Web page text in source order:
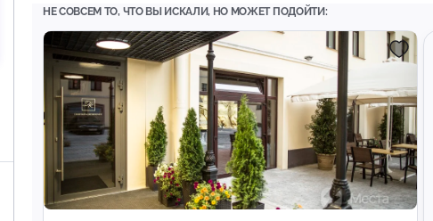
НЕ СОВСЕМ ТО, ЧТО ВЫ ИСКАЛИ, НО МОЖЕТ ПОДОЙТИ: